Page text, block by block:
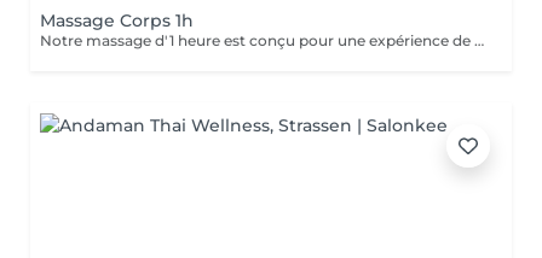
Massage Corps 1h
Notre massage d'1 heure est conçu pour une expérience de bien-être complète. Au cours de cette séance, différentes parties du corps sont régulièrement reliées par de grands mouvements qui vont des épaules aux pieds. Cette approche holistique mène à l'unification du corps et de l'esprit, vous permettant de vous détendre profondément et de retrouver votre équilibre intérieur. Laissez-vous emporter par cette expérience de massage d'1 heure, où chaque mouvement est soigneusement orchestré pour favoriser la relaxation, la détente musculaire et la revitalisation. Un véritable voyage sensoriel vous attend, vous aidant à oublier le stress quotidien et à vous ressourcer pleinement. Réservez dès maintenant votre séance d'1 heure et offrez-vous un moment de pur bien-être. Note : Ce massage d'1 heure peut être personnalisé en fonction de vos besoins et préférences, que ce soit pour cibler des zones spécifiques ou pour vous offrir une relaxation complète. Pour plus d'informations et pour réserver votre séance, contactez-nous ou réservez dès maintenant. Idéal également comme idée cadeau originale, pour surprendre et faire plaisir. Pour en savoir plus et découvrir l'ensemble de nos prestations, cliquez ici : https://www.oxyzen.lu Déconseillé aux femmes enceintes. Nous sommes impatients de vous accueillir pour une expérience de massage exceptionnelle chez OXYZEN. Avertissement : Nos soins sont dédiés au bien-être et à la relaxation. Ils ne remplacent pas un suivi médical et ne relèvent pas de la kinésithérapie.